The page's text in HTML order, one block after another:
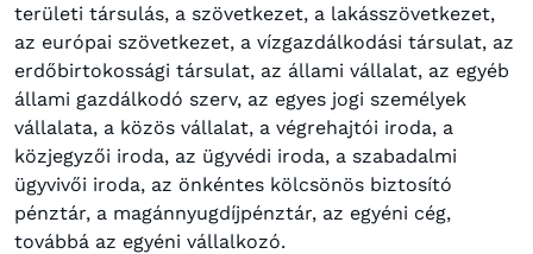
területi társulás, a szövetkezet, a lakásszövetkezet,
az európai szövetkezet, a vízgazdálkodási társulat, az
erdőbirtokossági társulat, az állami vállalat, az egyéb
állami gazdálkodó szerv, az egyes jogi személyek
vállalata, a közös vállalat, a végrehajtói iroda, a
közjegyzői iroda, az ügyvédi iroda, a szabadalmi
ügyvivői iroda, az önkéntes kölcsönös biztosító
pénztár, a magánnyugdíjpénztár, az egyéni cég,
továbbá az egyéni vállalkozó.